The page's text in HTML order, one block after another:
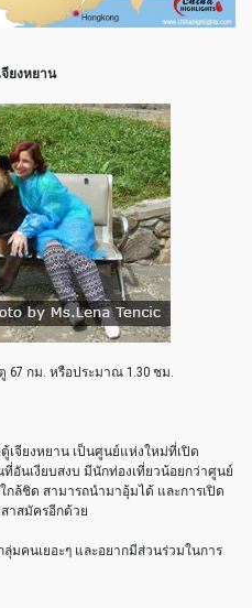
จียงหยาน
67 กม. หรือประมาณ 1.30 ชม.
จียงหยาน เป็นศูนย์แห่งใหม่ที่เปิด
อันเงียบสงบ มีนักท่องเที่ยวน้อยกว่าศูนย์
ล้ชิด สามารถนำมาอุ้มได้ และการเปิด
าสมัครอีกด้วย
มคนเยอะๆ และอยากมีส่วนร่วมในการ